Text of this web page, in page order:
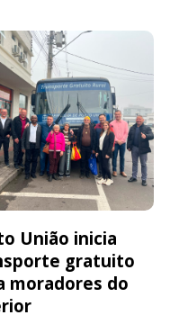
União inicia
gratuito
moradores do